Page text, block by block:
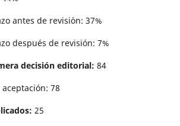
antes de revisi´on: 37%
después de revisión: 7%
decisión editorial: 84
78
25